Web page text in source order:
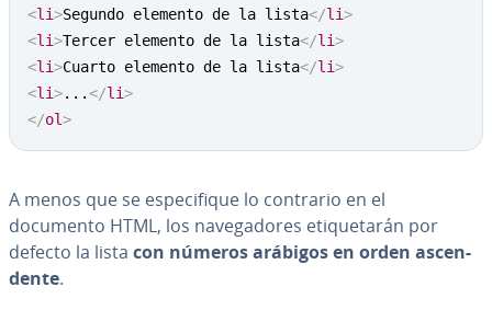
<li>Segundo elemento de la lista</li>
<li>Tercer elemento de la lista</li>
<li>Cuarto elemento de la lista</li>
<li>...</li>
</ol>
A menos que se es­pe­ci­fi­que lo contrario en el
documento HTML, los na­ve­ga­do­res eti­que­ta­rán por
defecto la lista con números arábigos en orden as­ce­n­
de­n­te.